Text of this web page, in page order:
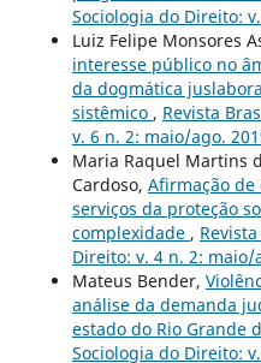
Sociologia do Direito:
Luiz Felipe Monsores
interesse público no
da dogmática
sistêmico , Revista
v. 6 n. 2: maio/ago.
Maria Raquel Martins
Cardoso, Afirmação
serviços da proteção
complexidade ,
Direito: v. 4 n. 2: maio/
Mateus Bender,
análise da demanda
estado do Rio Grande
Sociologia do Direito: